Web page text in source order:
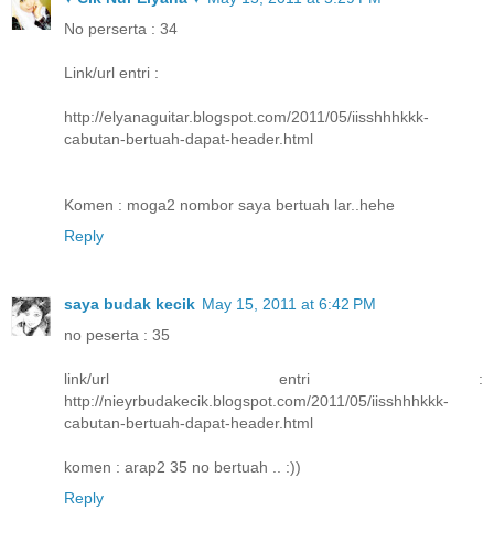
No perserta : 34
Link/url entri :
http://elyanaguitar.blogspot.com/2011/05/iisshhhkkk-
cabutan-bertuah-dapat-header.html
Komen : moga2 nombor saya bertuah lar..hehe
Reply
saya budak kecik May 15, 2011 at 6:42 PM
no peserta : 35
link/url entri :
http://nieyrbudakecik.blogspot.com/2011/05/iisshhhkkk-
cabutan-bertuah-dapat-header.html
komen : arap2 35 no bertuah .. :))
Reply